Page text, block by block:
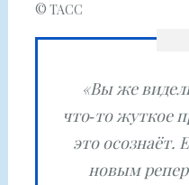
© ТАСС
«Вы же
что‑то жуткое
это осознаёт.
новым